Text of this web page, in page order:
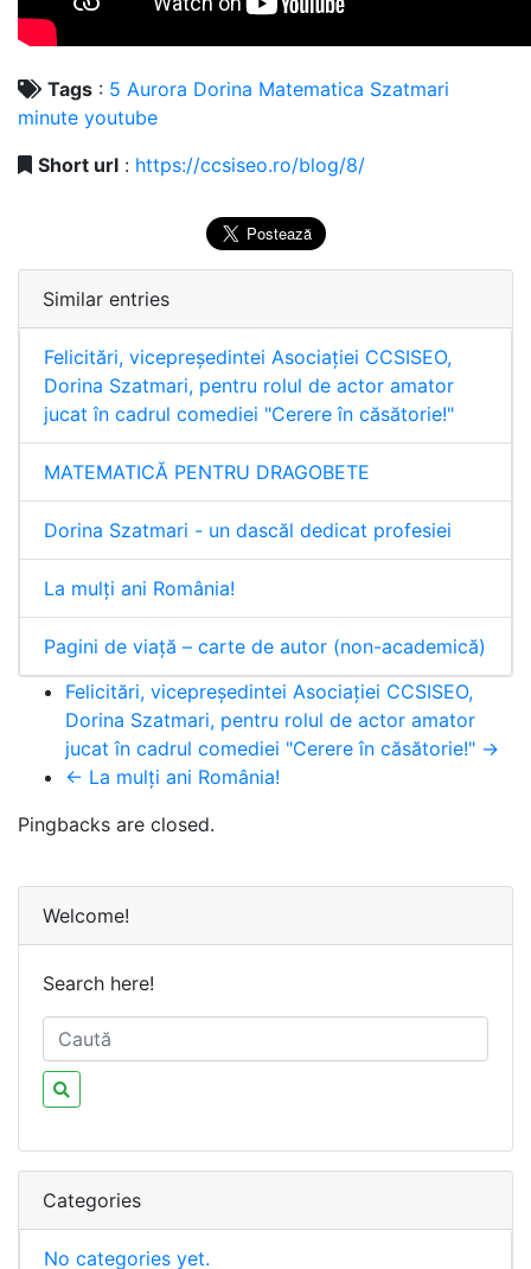
Tags : 5 Aurora Dorina Matematica Szatmari
minute youtube
Short url : https://ccsiseo.ro/blog/8/
Similar entries
Felicitări, vicepreședintei Asociației CCSISEO,
Dorina Szatmari, pentru rolul de actor amator
jucat în cadrul comediei "Cerere în căsătorie!"
MATEMATICĂ PENTRU DRAGOBETE
Dorina Szatmari - un dascăl dedicat profesiei
La mulți ani România!
Pagini de viață – carte de autor (non-academică)
Felicitări, vicepreședintei Asociației CCSISEO,
Dorina Szatmari, pentru rolul de actor amator
jucat în cadrul comediei "Cerere în căsătorie!" →
← La mulți ani România!
Pingbacks are closed.
Welcome!
Search here!
Categories
No categories yet.